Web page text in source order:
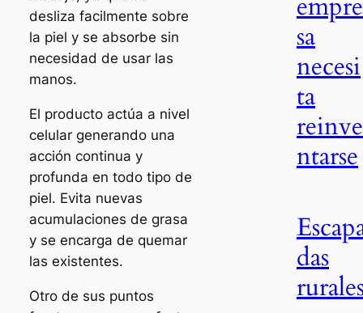
desliza facilmente sobre
la piel y se absorbe sin
necesidad de usar las
manos.
El producto actúa a nivel
celular generando una
acción continua y
profunda en todo tipo de
piel. Evita nuevas
acumulaciones de grasa
y se encarga de quemar
las existentes.
Otro de sus puntos
sa
necesi
ta
reinve
ntarse
das